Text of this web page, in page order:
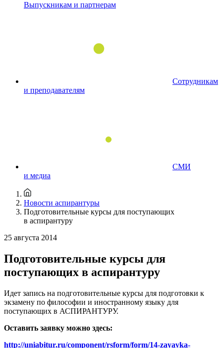
Выпускникам и партнерам
Сотрудникам
и преподавателям
СМИ
и медиа
Новости аспирантуры
Подготовительные курсы для поступающих
в аспирантуру
25 августа 2014
Подготовительные курсы для
поступающих в аспирантуру
Идет запись на подготовительные курсы для подготовки к
экзамену по философии и иностранному языку для
поступающих в АСПИРАНТУРУ.
Оставить заявку можно здесь:
http://uniabitur.ru/component/rsform/form/14-zayavka-